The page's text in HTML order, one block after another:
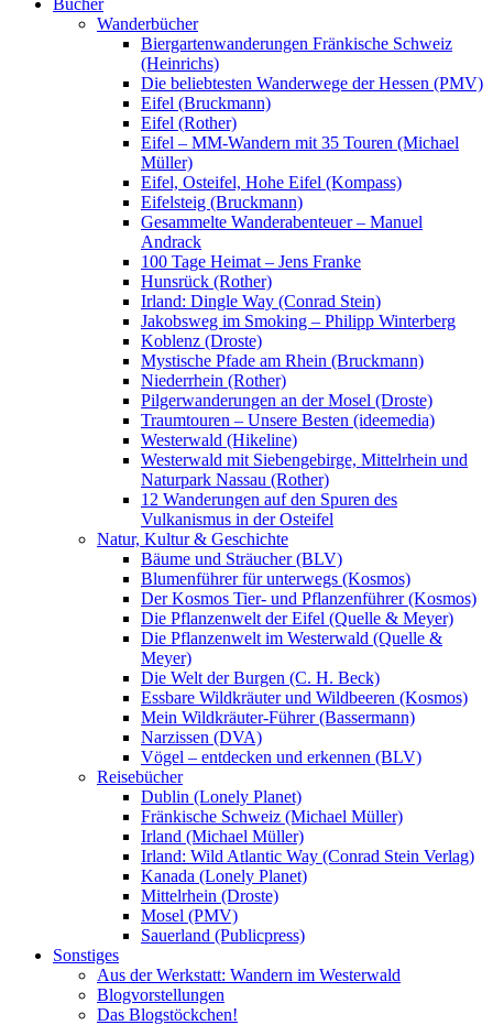
Bücher
Wanderbücher
Biergartenwanderungen Fränkische Schweiz
(Heinrichs)
Die beliebtesten Wanderwege der Hessen (PMV)
Eifel (Bruckmann)
Eifel (Rother)
Eifel – MM-Wandern mit 35 Touren (Michael
Müller)
Eifel, Osteifel, Hohe Eifel (Kompass)
Eifelsteig (Bruckmann)
Gesammelte Wanderabenteuer – Manuel
Andrack
100 Tage Heimat – Jens Franke
Hunsrück (Rother)
Irland: Dingle Way (Conrad Stein)
Jakobsweg im Smoking – Philipp Winterberg
Koblenz (Droste)
Mystische Pfade am Rhein (Bruckmann)
Niederrhein (Rother)
Pilgerwanderungen an der Mosel (Droste)
Traumtouren – Unsere Besten (ideemedia)
Westerwald (Hikeline)
Westerwald mit Siebengebirge, Mittelrhein und
Naturpark Nassau (Rother)
12 Wanderungen auf den Spuren des
Vulkanismus in der Osteifel
Natur, Kultur & Geschichte
Bäume und Sträucher (BLV)
Blumenführer für unterwegs (Kosmos)
Der Kosmos Tier- und Pflanzenführer (Kosmos)
Die Pflanzenwelt der Eifel (Quelle & Meyer)
Die Pflanzenwelt im Westerwald (Quelle &
Meyer)
Die Welt der Burgen (C. H. Beck)
Essbare Wildkräuter und Wildbeeren (Kosmos)
Mein Wildkräuter-Führer (Bassermann)
Narzissen (DVA)
Vögel – entdecken und erkennen (BLV)
Reisebücher
Dublin (Lonely Planet)
Fränkische Schweiz (Michael Müller)
Irland (Michael Müller)
Irland: Wild Atlantic Way (Conrad Stein Verlag)
Kanada (Lonely Planet)
Mittelrhein (Droste)
Mosel (PMV)
Sauerland (Publicpress)
Sonstiges
Aus der Werkstatt: Wandern im Westerwald
Blogvorstellungen
Das Blogstöckchen!